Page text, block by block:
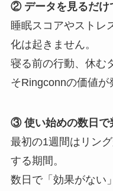
② データを見るだけ
睡眠スコアやストレ
化は起きません。
寝る前の行動、休む
そRingconnの価値が
③ 使い始めの数日で
最初の1週間はリン
する期間。
数日で「効果がない